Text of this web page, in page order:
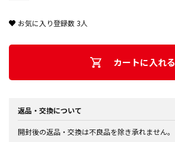
お気に入り登録数3人
カートに入れる
返品・交換について
開封後の返品・交換は不良品を除き承れません。